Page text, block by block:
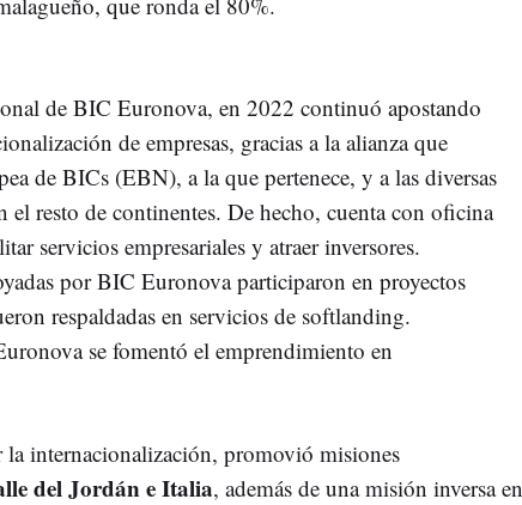
de BIC Euronova, en 2022 continuó apostando
de empresas, gracias a la alianza que
de BICs (EBN), a la que pertenece, y a las diversas
el resto de continentes. De hecho, cuenta con oficina
servicios empresariales y atraer inversores.
por BIC Euronova participaron en proyectos
respaldadas en servicios de softlanding.
se fomentó el emprendimiento en
la internacionalización, promovió misiones
del Jordán e Italia, además de una misión inversa en